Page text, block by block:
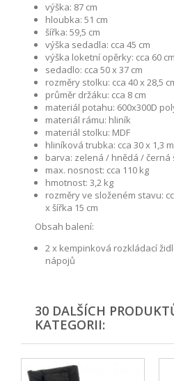
výška: 87 cm
hloubka: 51 cm
šířka: 59,5 cm
výška sedadla: cca 45 cm
výška loketní opěrky: cca 60 cm
sedadlo: cca 50 x 37 cm
rozměry stolku: cca 40 x 28,5
průměr držáku: cca 8 cm
materiál potahu: 600x300D
materiál rámu: hliník
materiál stolku: MDF
hliníková trubka: cca 30 x 1,3
barva: zelená / hnědá / černá
max. nosnost: cca 110 kg
hmotnost: 3,2 kg
rozměry ve složeném stavu:
x šířka 15 cm
Obsah balení:
2 x kempinková rozkládací
nápojů
30 DALŠÍCH
KATEGORII: